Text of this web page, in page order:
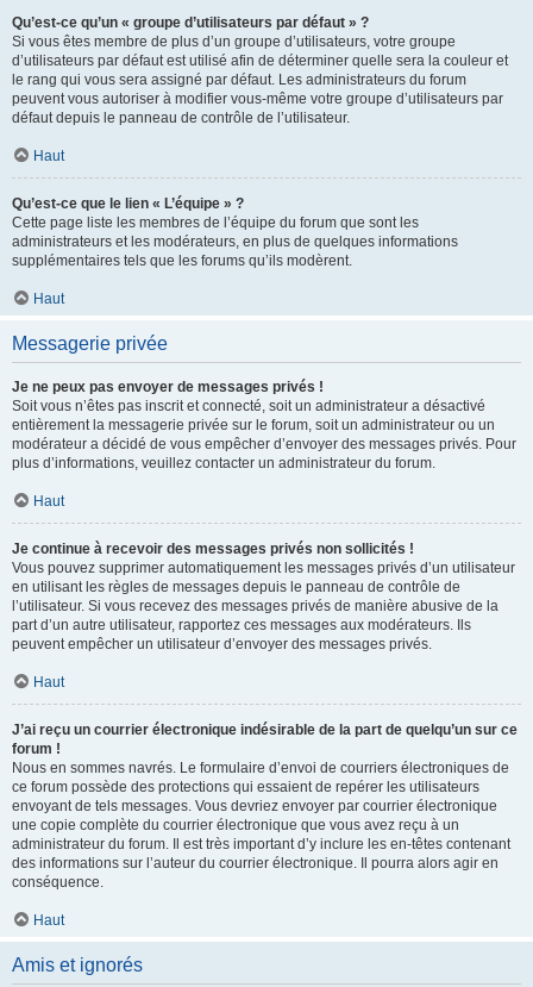
Qu’est-ce qu’un « groupe d’utilisateurs par défaut » ?
Si vous êtes membre de plus d’un groupe d’utilisateurs, votre groupe
d’utilisateurs par défaut est utilisé afin de déterminer quelle sera la couleur et
le rang qui vous sera assigné par défaut. Les administrateurs du forum
peuvent vous autoriser à modifier vous-même votre groupe d’utilisateurs par
défaut depuis le panneau de contrôle de l’utilisateur.
Haut
Qu’est-ce que le lien « L’équipe » ?
Cette page liste les membres de l’équipe du forum que sont les
administrateurs et les modérateurs, en plus de quelques informations
supplémentaires tels que les forums qu’ils modèrent.
Haut
Messagerie privée
Je ne peux pas envoyer de messages privés !
Soit vous n’êtes pas inscrit et connecté, soit un administrateur a désactivé
entièrement la messagerie privée sur le forum, soit un administrateur ou un
modérateur a décidé de vous empêcher d’envoyer des messages privés. Pour
plus d’informations, veuillez contacter un administrateur du forum.
Haut
Je continue à recevoir des messages privés non sollicités !
Vous pouvez supprimer automatiquement les messages privés d’un utilisateur
en utilisant les règles de messages depuis le panneau de contrôle de
l’utilisateur. Si vous recevez des messages privés de manière abusive de la
part d’un autre utilisateur, rapportez ces messages aux modérateurs. Ils
peuvent empêcher un utilisateur d’envoyer des messages privés.
Haut
J’ai reçu un courrier électronique indésirable de la part de quelqu’un sur ce
forum !
Nous en sommes navrés. Le formulaire d’envoi de courriers électroniques de
ce forum possède des protections qui essaient de repérer les utilisateurs
envoyant de tels messages. Vous devriez envoyer par courrier électronique
une copie complète du courrier électronique que vous avez reçu à un
administrateur du forum. Il est très important d’y inclure les en-têtes contenant
des informations sur l’auteur du courrier électronique. Il pourra alors agir en
conséquence.
Haut
Amis et ignorés